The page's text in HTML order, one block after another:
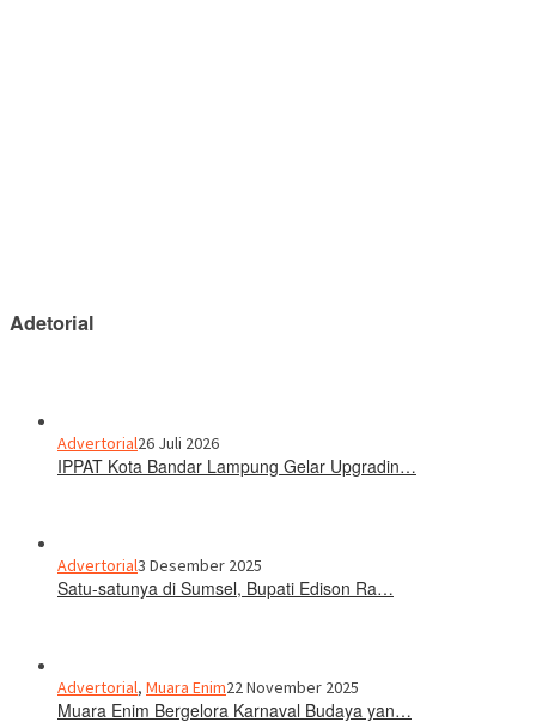
Adetorial
Advertorial26 Juli 2026
IPPAT Kota Bandar Lampung Gelar Upgradin…
Advertorial3 Desember 2025
Satu-satunya di Sumsel, Bupati Edison Ra…
Advertorial, Muara Enim22 November 2025
Muara Enim Bergelora Karnaval Budaya yan…